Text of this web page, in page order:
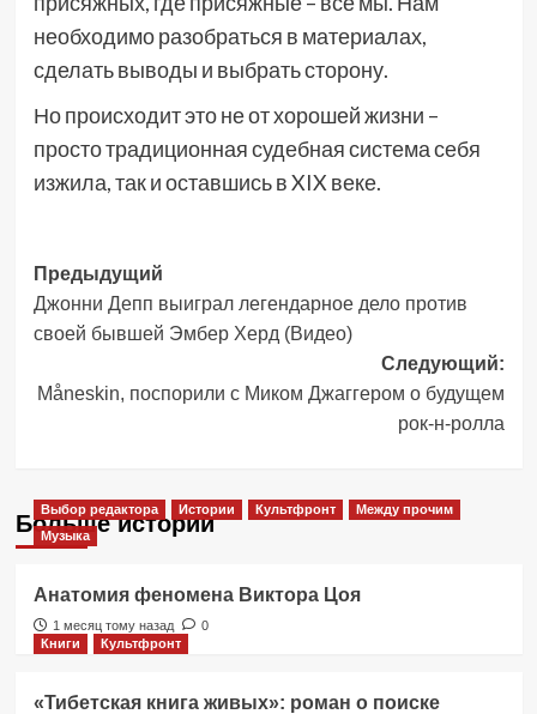
необходимо разобраться в материалах,
сделать выводы и выбрать сторону.
Но происходит это не от хорошей жизни –
просто традиционная судебная система себя
изжила, так и оставшись в XIX веке.
Навигация
записи
Предыдущий
Джонни Депп выиграл легендарное дело против
своей бывшей Эмбер Херд (Видео)
Следующий:
Måneskin, поспорили с Миком Джаггером о будущем
рок-н-ролла
Больше историй
Выбор редактора Истории Культфронт
Между прочим
Музыка
Анатомия феномена Виктора Цоя
1 месяц тому назад
0
Книги
Культфронт
«Тибетская книга живых»: роман о поиске